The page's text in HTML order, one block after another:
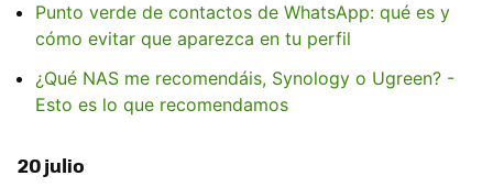
Punto verde de contactos de WhatsApp: qué es y
cómo evitar que aparezca en tu perfil
¿Qué NAS me recomendáis, Synology o Ugreen? -
Esto es lo que recomendamos
20 julio